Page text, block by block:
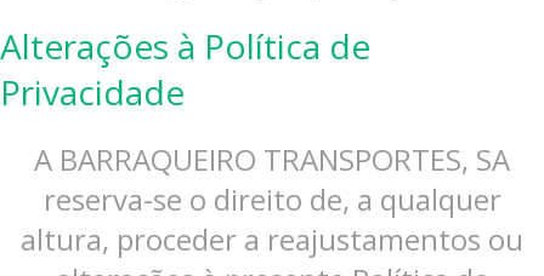
Alterações à Política de
Privacidade
A BARRAQUEIRO TRANSPORTES, SA
reserva-se o direito de, a qualquer
altura, proceder a reajustamentos ou